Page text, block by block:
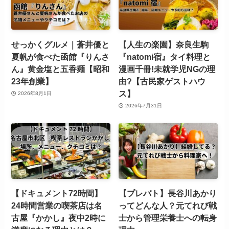
せっかくグルメ｜蒼井優と
夏帆が食べた函館『りんさ
ん』黄金塩と五香麺【昭和
23年創業】
2026年8月1日
【人生の楽園】奈良生駒
『natomi宿』タイ料理と
漫画千冊!未就学児NGの理
由?【古民家ゲストハウ
ス】
2026年7月31日
【ドキュメント72時間】
24時間営業の喫茶店は名
古屋『かかし』夜中2時に
【プレバト】長谷川あかり
ってどんな人？元てれび戦
士から管理栄養士への転身